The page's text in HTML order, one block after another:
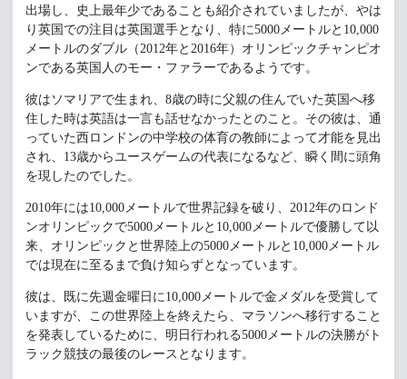
出場し、史上最年少であることも紹介されていましたが、やは
り英国での注目は英国選手となり、特に5000メートルと10,000
メートルのダブル（2012年と2016年）オリンピックチャンピオ
ンである英国人のモー・ファラーであるようです。
彼はソマリアで生まれ、8歳の時に父親の住んでいた英国へ移
住した時は英語は一言も話せなかったとのこと。その彼は、通
っていた西ロンドンの中学校の体育の教師によって才能を見出
され、13歳からユースゲームの代表になるなど、瞬く間に頭角
を現したのでした。
2010年には10,000メートルで世界記録を破り、2012年のロンド
ンオリンピックで5000メートルと10,000メートルで優勝して以
来、オリンピックと世界陸上の5000メートルと10,000メートル
では現在に至るまで負け知らずとなっています。
彼は、既に先週金曜日に10,000メートルで金メダルを受賞して
いますが、この世界陸上を終えたら、マラソンへ移行すること
を発表しているために、明日行われる5000メートルの決勝がト
ラック競技の最後のレースとなります。